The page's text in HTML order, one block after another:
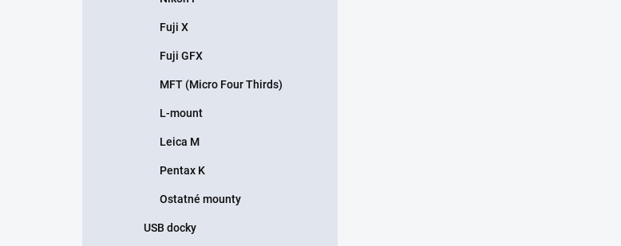
Fuji X
Fuji GFX
MFT (Micro Four Thirds)
L-mount
Leica M
Pentax K
Ostatné mounty
USB docky